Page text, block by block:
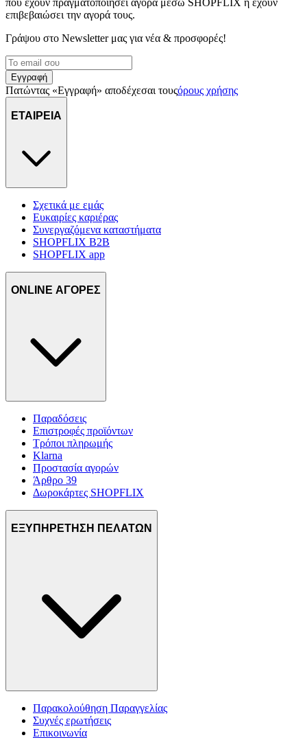
που έχουν πραγματοποιήσει αγορά μέσω SHOPFLIX ή έχουν
επιβεβαιώσει την αγορά τους.
Γράψου στο Νewsletter μας για νέα & προσφορές!
Εγγραφή
Πατώντας «Εγγραφή» αποδέχεσαι τουςόρους χρήσης
ΕΤΑΙΡΕΙΑ
Σχετικά με εμάς
Ευκαιρίες καριέρας
Συνεργαζόμενα καταστήματα
SHOPFLIX B2B
SHOPFLIX app
ONLINE ΑΓΟΡΕΣ
Παραδόσεις
Επιστροφές προϊόντων
Τρόποι πληρωμής
Klarna
Προστασία αγορών
Άρθρο 39
Δωροκάρτες SHOPFLIX
ΕΞΥΠΗΡΕΤΗΣΗ ΠΕΛΑΤΩΝ
Παρακολούθηση Παραγγελίας
Συχνές ερωτήσεις
Επικοινωνία